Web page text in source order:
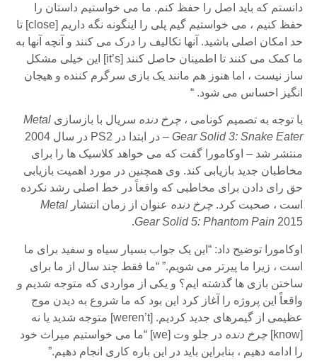
دانستم که باید اصل را حفظ کنم. ما می خواستیم داستان را
حفظ کنیم ، می خواستیم گیم پلی را اینگونه نگه داریم [close] تا
حد امکان اصلی باشید. آنها تکالیف را درک می کنند و آنچه آنها به
ما کمک می کنند تا اطمینان حاصل کنند [it’s] این خیلی مشکل
ساز نیست ، اما هنوز هم مانند یک بازی سرگرم کننده و هیجان
انگیز احساس می شود. “
با توجه به تصمیم کونامی ، چرخ دنده سریال با بازسازی Metal
Gear Solid 3: Snake Eater
– در ابتدا در PS2 در سال 2004
منتشر شد – اوکامورا گفت که می خواهد کلاسیک ها را برای
مخاطبان جدید بازیابی کند. وی همچنین در مورد اهمیت بازیابی
حق رای دادن برای مخاطبی که واقعاً در خط اصلی رشد نکرده
است ، صحبت کرد. چرخ دنده عنوان از زمان انتشار Metal
Gear Solid 5: Phantom Pain 2015.
اوکامورا توضیح داد: “این یک جواب بسیار سیاه و سفید برای ما
است ، زیرا ما پیرتر می شویم.” “ما فقط چند سال از ما برای
ساختن بازی ها گذشته ایم؟ و یکی از مواردی که متوجه شدیم و
واقعاً این پروژه را آغاز کرد این بود که ما شروع به دیدن موج
عظیمی از گیمرهای جدید کردیم. [weren’t] متوجه شدید یا نه
[know]
چرخ دنده
در جلو وت [we] “ما می خواستیم میراث خود
را ادامه دهیم ، بنابراین باید در این باره کاری انجام دهیم.”